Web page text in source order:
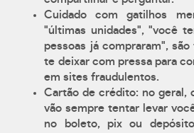
Cuidado com gatilhos
"últimas unidades", "você
pessoas já compraram",
te deixar com pressa para
em sites fraudulentos.
Cartão de crédito: no geral,
vão sempre tentar levar
no boleto, pix ou